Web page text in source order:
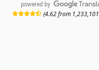
powered by
(4.62 from